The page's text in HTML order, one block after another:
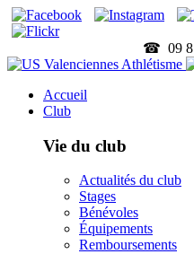
☎ 09
Accueil
Club
Vie du club
Actualités du club
Stages
Bénévoles
Équipements
Remboursements